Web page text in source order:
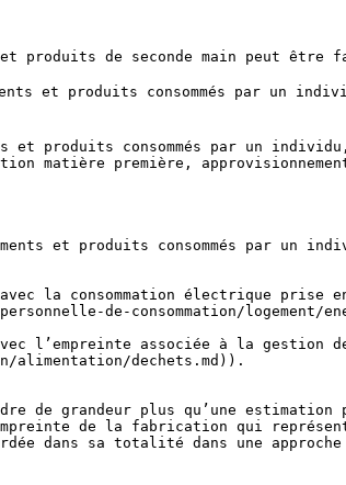
produits de seconde main peut être
et produits consommés par un
et produits consommés par un
matière première,
et produits consommés par un
la consommation électrique prise
de-consommation/logement/
l’empreinte associée à la
alimentation/dechets.md)).
de grandeur plus qu’une
de la fabrication qui
dans sa totalité dans une